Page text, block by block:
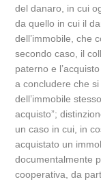
del danaro, in cui
da quello in cui il
dell’immobile, che
secondo caso, il
paterno e
a concludere che
dell’immobile
acquisto”;
un caso in cui, in
acquistato un
documentalmente
cooperativa, da